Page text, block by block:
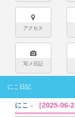
アクセス
写メ日記
にこ日記
にこ - ［2025-06-